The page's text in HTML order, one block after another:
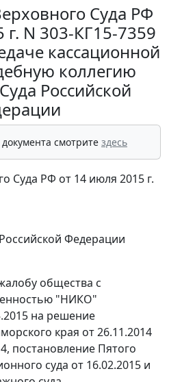
Суда РФ
N 303-КГ15-7359
кассационной
коллегию
Российской
смотрите здесь
Суда РФ от 14 июля 2015 г.
Федерации
общества с
"НИКО"
на решение
края от 26.11.2014
постановление Пятого
суда от 16.02.2015 и